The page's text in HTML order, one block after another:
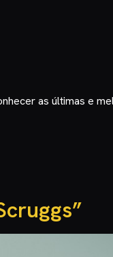
as últimas e